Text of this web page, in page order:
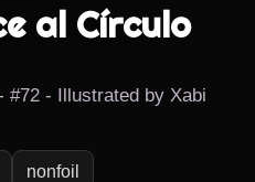
al Círculo
#72 - Illustrated by Xabi
nonfoil